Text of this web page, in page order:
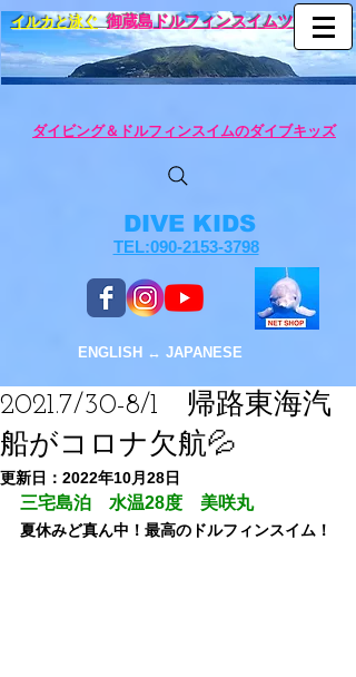
イルカと泳ぐ 御蔵島ドルフィンスイムツアー
ダイビング＆ドルフィンスイムのダイブキッズ
DIVE KIDS
TEL:090-2153-3798
ENGLISH ↔︎ JAPANESE
2021.​7/30-8/1 帰路東海汽
船がコロナ欠航💦
更新日： 2022年10月28日
三宅島泊　水温28度　美咲丸
夏休みど真ん中！最高のドルフィンスイム！